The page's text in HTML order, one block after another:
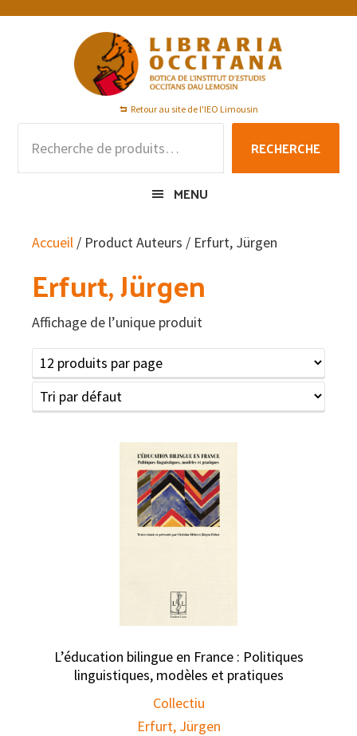
Passer
Passer
Passer
Retour au site de l'IEO Limousin
pour :
RECHERCHE
MENU
Accueil / Product Auteurs / Erfurt, Jürgen
Erfurt, Jürgen
Affichage de l’unique produit
L’éducation bilingue en France : Politiques
linguistiques, modèles et pratiques
Collectiu
Erfurt, Jürgen